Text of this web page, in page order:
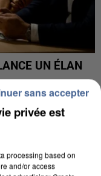
UN ÉLAN
privée est
processing based on
and/or access
sans accepter